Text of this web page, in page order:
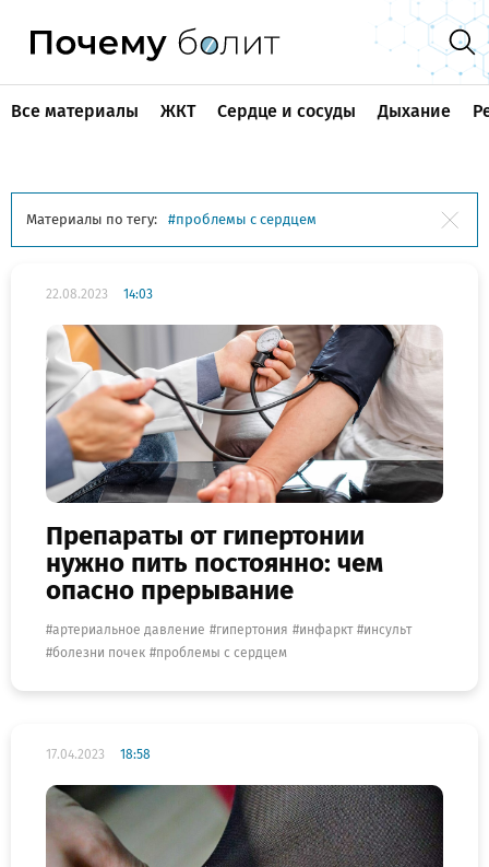
Все материалы ЖКТ Сердце и сосуды Дыхание
Материалы по тегу: проблемы с сердцем
22.08.2023 14:03
Препараты от гипертонии
нужно пить постоянно: чем
опасно прерывание
артериальное давление гипертония инфаркт
инсульт
болезни почек
проблемы с сердцем
17.04.2023 18:58